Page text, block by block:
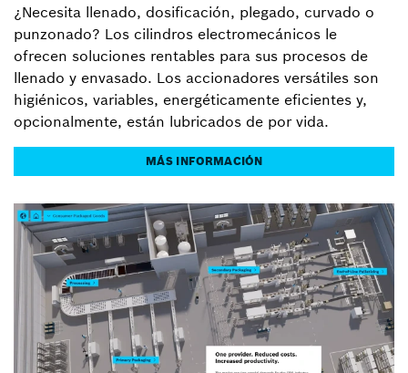
¿Necesita llenado, dosificación, plegado, curvado o
punzonado? Los cilindros electromecánicos le
ofrecen soluciones rentables para sus procesos de
llenado y envasado. Los accionadores versátiles son
higiénicos, variables, energéticamente eficientes y,
opcionalmente, están lubricados de por vida.
MÁS INFORMACIÓN